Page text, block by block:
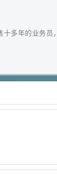
十多年的业务员